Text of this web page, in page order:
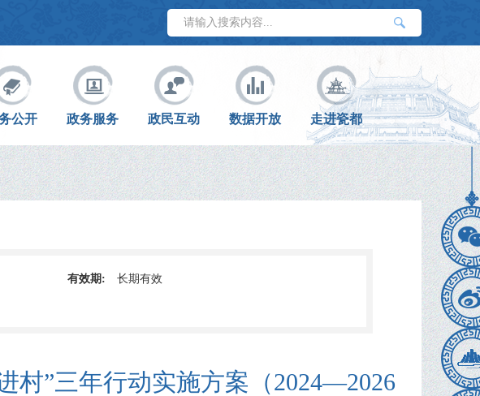
公开 政务服务 政民互动 数据开放 走进瓷都
有效期:
长期有效
村”三年行动实施方案（2024—2026